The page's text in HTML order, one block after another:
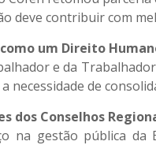
deve contribuir com
um Direito
e da
de
dos Conselhos
na gestão pública da